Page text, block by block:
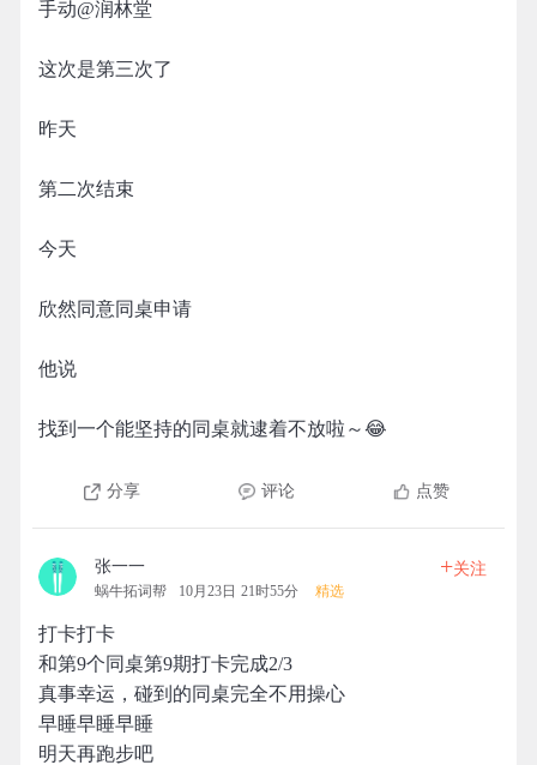
手动@润林堂
这次是第三次了
昨天
第二次结束
今天
欣然同意同桌申请
他说
找到一个能坚持的同桌就逮着不放啦～😂
分享 评论 点赞
张一一
蜗牛拓词帮 10月23日 21时55分 精选
+关注
打卡打卡
和第9个同桌第9期打卡完成2/3
真事幸运，碰到的同桌完全不用操心
早睡早睡早睡
明天再跑步吧